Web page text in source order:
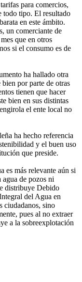
para comercios,
todo tipo. El resultado
en este ámbito.
un comerciante de
que en otros
si el consumo es de
ha hallado otra
bien por parte de otras
tienen que hacer
bien en sus distintas
el ente local no
ha hecho referencia
y el buen uso
que preside.
es más relevante aún si
agua de pozos ni
distribuye Debido
del Agua en
ciudadanos, sino
pues al no extraer
a la sobreexplotación